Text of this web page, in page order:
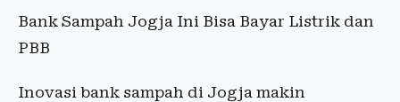
Bank Sampah Jogja Ini Bisa Bayar Listrik dan
PBB
Inovasi bank sampah di Jogja makin